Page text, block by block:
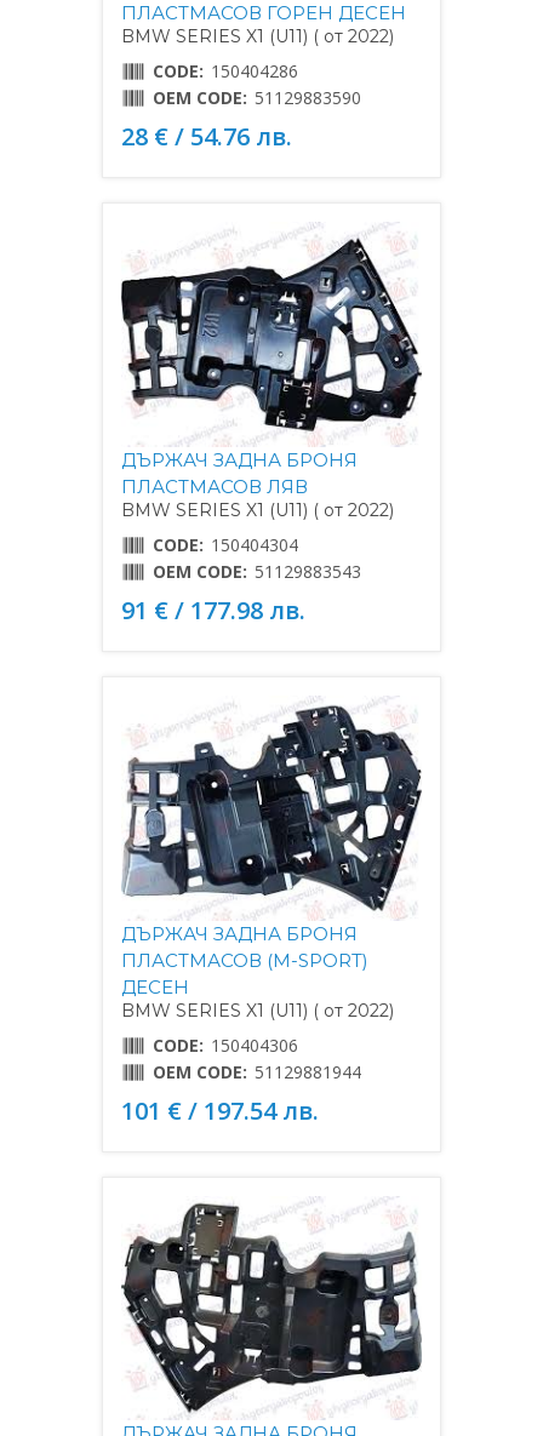
ПЛАСТМАСОВ ГОРЕН ДЕСЕН
BMW SERIES X1 (U11) ( от 2022)
CODE: 150404286
OEM CODE: 51129883590
28 € / 54.76 лв.
ДЪРЖАЧ ЗАДНА БРОНЯ
ПЛАСТМАСОВ ЛЯВ
BMW SERIES X1 (U11) ( от 2022)
CODE: 150404304
OEM CODE: 51129883543
91 € / 177.98 лв.
ДЪРЖАЧ ЗАДНА БРОНЯ
ПЛАСТМАСОВ (M-SPORT)
ДЕСЕН
BMW SERIES X1 (U11) ( от 2022)
CODE: 150404306
OEM CODE: 51129881944
101 € / 197.54 лв.